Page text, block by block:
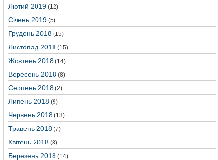
Лютий 2019 (12)
Січень 2019 (5)
Грудень 2018 (15)
Листопад 2018 (15)
Жовтень 2018 (14)
Вересень 2018 (8)
Серпень 2018 (2)
Липень 2018 (9)
Червень 2018 (13)
Травень 2018 (7)
Квітень 2018 (8)
Березень 2018 (14)